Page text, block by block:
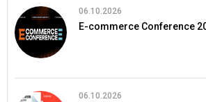
06.10.2026
E-commerce Conference
06.10.2026